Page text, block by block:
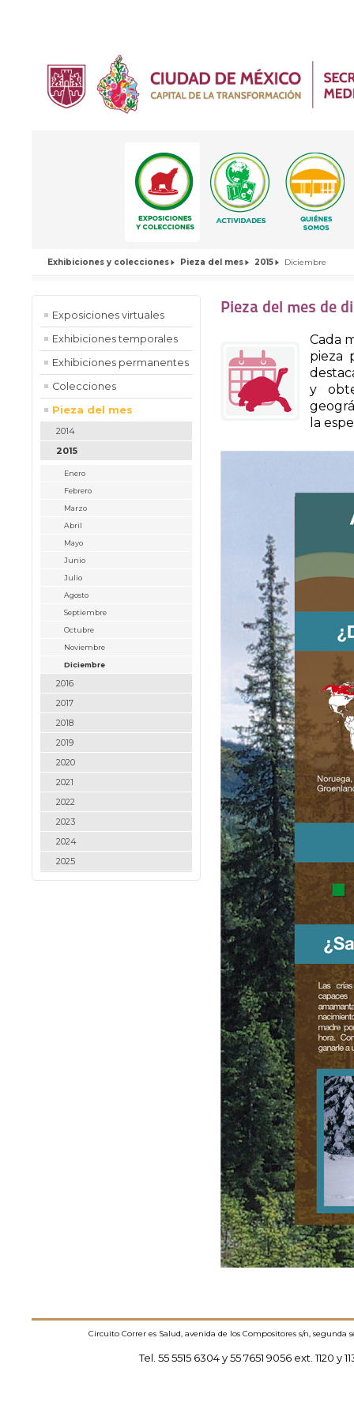
Exhibiciones y colecciones Pieza del mes 2015 Diciembre
Exposiciones virtuales
Exhibiciones temporales
Exhibiciones permanentes
Colecciones
Pieza del mes
2014
2015
Enero
Febrero
Marzo
Abril
Mayo
Junio
Julio
Agosto
Septiembre
Octubre
Noviembre
Diciembre
2016
2017
2018
2019
2020
2021
2022
2023
2024
2025
Pieza del mes de
Cada
pieza
y
la
Circuito Correr es Salud, avenida de los Compositores s/n,
Tel. 55 5515 6304 y 55 7651 9056 ext. 1120